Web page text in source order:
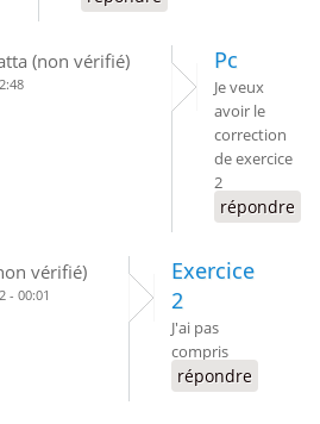
(non vérifié) Pc
Je veux
avoir le
correction
de exercice
2
répondre
vérifié)
- 00:01
Exercice
2
J'ai pas
compris
répondre